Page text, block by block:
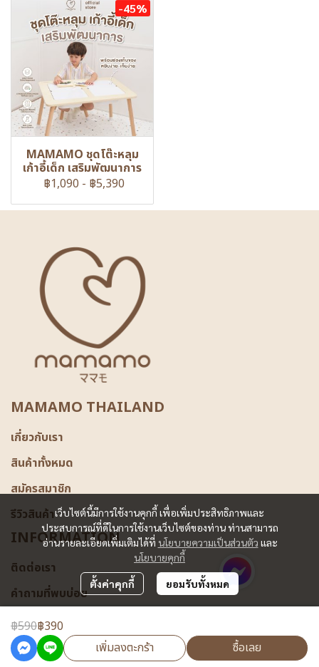
-45%
MAMAMO ชุดโต๊ะหลุม
เก้าอี้เด็ก เสริมพัฒนาการ
฿1,090 - ฿5,390
฿590฿390
เพิ่มลงตะกร้า
ซื้อเลย
เว็บไซต์นี้มีการใช้งานคุกกี้ เพื่อเพิ่มประสิทธิภาพและ
ประสบการณ์ที่ดีในการใช้งานเว็บไซต์ของท่าน ท่านสามารถ
อ่านรายละเอียดเพิ่มเติมได้ที่ นโยบายความเป็นส่วนตัว และ
นโยบายคุกกี้
ตั้งค่าคุกกี้ ยอมรับทั้งหมด
MAMAMO THAILAND
เกี่ยวกับเรา
สินค้าทั้งหมด
สมัครสมาชิก
รีวิวสินค้า
INFORMATION
ติดต่อเรา
คำถามที่พบบ่อย
Powered By MakeWebEasy